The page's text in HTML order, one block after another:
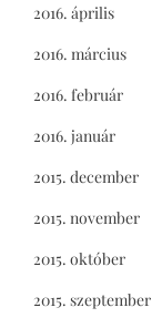
2016. április
2016. március
2016. február
2016. január
2015. december
2015. november
2015. október
2015. szeptember